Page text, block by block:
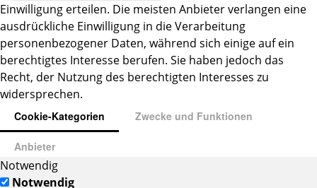
Einwilligung erteilen. Die meisten Anbieter verlangen eine
ausdrückliche Einwilligung in die Verarbeitung
personenbezogener Daten, während sich einige auf ein
berechtigtes Interesse berufen. Sie haben jedoch das
Recht, der Nutzung des berechtigten Interesses zu
widersprechen.
Cookie-Kategorien Zwecke und Funktionen
Anbieter
Notwendig
Notwendig